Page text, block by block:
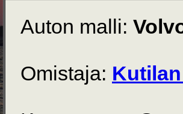
Auton malli:
Omistaja: